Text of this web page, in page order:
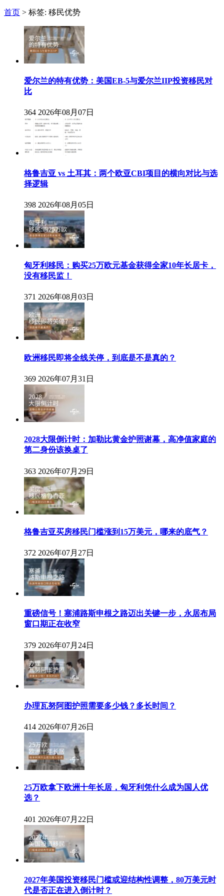
首页 > 标签: 移民优势
爱尔兰的特有优势：美国EB-5与爱尔兰IIP投资移民对
比
364 2026年08月07日
格鲁吉亚 vs 土耳其：两个欧亚CBI项目的横向对比与选
择逻辑
398 2026年08月05日
匈牙利移民：购买25万欧元基金获得全家10年长居卡，
没有移民监！
371 2026年08月03日
欧洲移民即将全线关停，到底是不是真的？
369 2026年07月31日
2028大限倒计时：加勒比黄金护照谢幕，高净值家庭的
第二身份该换桌了
363 2026年07月29日
格鲁吉亚买房移民门槛涨到15万美元，哪来的底气？
372 2026年07月27日
重磅信号！塞浦路斯申根之路迈出关键一步，永居布局
窗口期正在收窄
379 2026年07月24日
办理瓦努阿图护照需要多少钱？多长时间？
414 2026年07月26日
25万欧拿下欧洲十年长居，匈牙利凭什么成为国人优
选？
401 2026年07月22日
2027年美国投资移民门槛或迎结构性调整，80万美元时
代是否正在进入倒计时？